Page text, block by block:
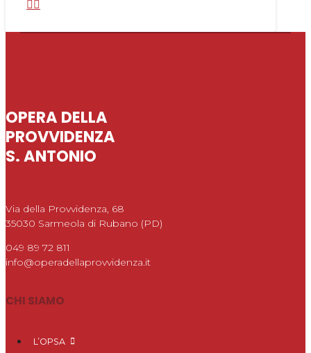
OPERA DELLA
PROVVIDENZA
S. ANTONIO
Via della Provvidenza, 68
35030 Sarmeola di Rubano (PD)
049 89 72 811
info@operadellaprovvidenza.it
CHI SIAMO
L’OPSA